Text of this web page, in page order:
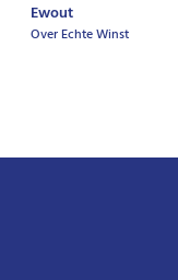
Ewout
Over Echte Winst